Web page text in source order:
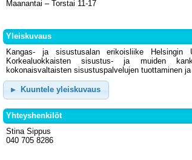
Maanantai – Torstai 11-17
Yleiskuvaus
Kangas- ja sisustusalan erikoisliike Helsingin
Korkealuokkaisten sisustus- ja muiden
kokonaisvaltaisten sisustuspalvelujen tuottaminen
Kuuntele yleiskuvaus
Yhteyshenkilöt
Stina Sippus
040 705 8286